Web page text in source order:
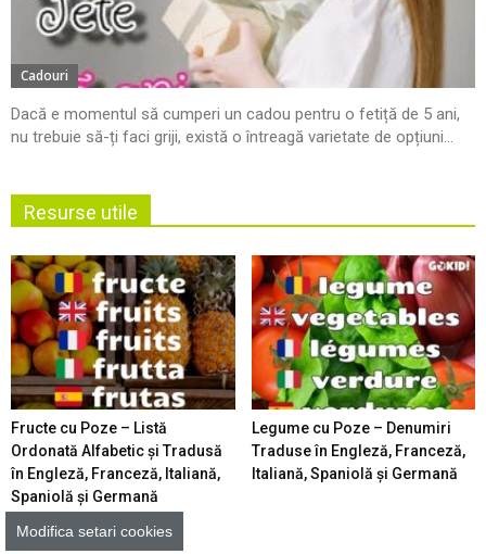
Cadouri
Dacă e momentul să cumperi un cadou pentru o fetiță de 5 ani,
nu trebuie să-ți faci griji, există o întreagă varietate de opțiuni...
Resurse utile
Fructe cu Poze – Listă
Ordonată Alfabetic şi Tradusă
în Engleză, Franceză, Italiană,
Spaniolă şi Germană
Legume cu Poze – Denumiri
Traduse în Engleză, Franceză,
Italiană, Spaniolă şi Germană
Modifica setari cookies